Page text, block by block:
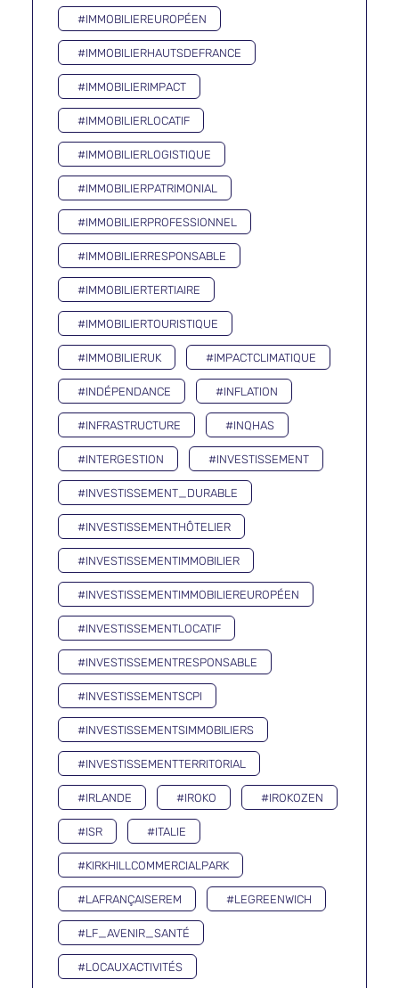
#IMMOBILIEREUROPÉEN
#IMMOBILIERHAUTSDEFRANCE
#IMMOBILIERIMPACT
#IMMOBILIERLOCATIF
#IMMOBILIERLOGISTIQUE
#IMMOBILIERPATRIMONIAL
#IMMOBILIERPROFESSIONNEL
#IMMOBILIERRESPONSABLE
#IMMOBILIERTERTIAIRE
#IMMOBILIERTOURISTIQUE
#IMMOBILIERUK #IMPACTCLIMATIQUE
#INDÉPENDANCE #INFLATION
#INFRASTRUCTURE #INQHAS
#INTERGESTION #INVESTISSEMENT
#INVESTISSEMENT_DURABLE
#INVESTISSEMENTHÔTELIER
#INVESTISSEMENTIMMOBILIER
#INVESTISSEMENTIMMOBILIEREUROPÉEN
#INVESTISSEMENTLOCATIF
#INVESTISSEMENTRESPONSABLE
#INVESTISSEMENTSCPI
#INVESTISSEMENTSIMMOBILIERS
#INVESTISSEMENTTERRITORIAL
#IRLANDE #IROKO #IROKOZEN
#ISR #ITALIE
#KIRKHILLCOMMERCIALPARK
#LAFRANÇAISEREM #LEGREENWICH
#LF_AVENIR_SANTÉ
#LOCAUXACTIVITÉS